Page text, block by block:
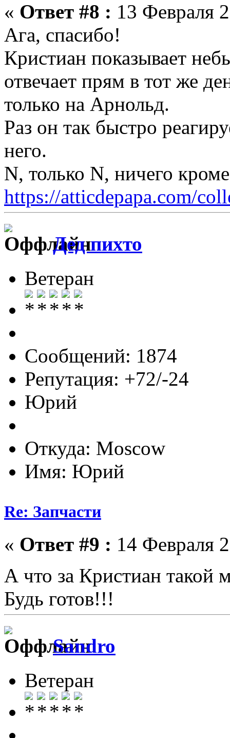
« Ответ #8 : 13 Февраля
Ага, спасибо!
Кристиан показывает
отвечает прям в тот же
только на Арнольд.
Раз он так быстро
него.
N, только N, ничего
https://atticdepapa.com/
Дед пихто
Ветеран
Сообщений: 1874
Репутация: +72/-24
Юрий
Откуда: Moscow
Имя: Юрий
Re: Запчасти
« Ответ #9 : 14 Февраля
А что за Кристиан такой
Будь готов!!!
Sandro
Ветеран